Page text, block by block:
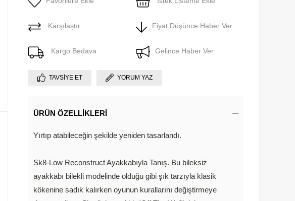
Karşılaştır Fiyat Düşünce Haber Ver
Kargo Bedava Gelince Haber Ver
TAVSIYE ET YORUM YAZ
ÜRÜN ÖZELLIKLERI
Yırtıp atabileceğin şekilde yeniden tasarlandı.
Sk8-Low Reconstruct Ayakkabıyla Tanış. Bu bileksiz
ayakkabı bilekli modelinde olduğu gibi şık tarzıyla klasik
kökenine sadık kalırken oyunun kurallarını değiştirmeye